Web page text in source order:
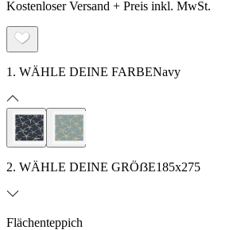
Kostenloser Versand + Preis inkl. MwSt.
1. WÄHLE DEINE FARBENavy
2. WÄHLE DEINE GRÖẞE185x275
Flächenteppich